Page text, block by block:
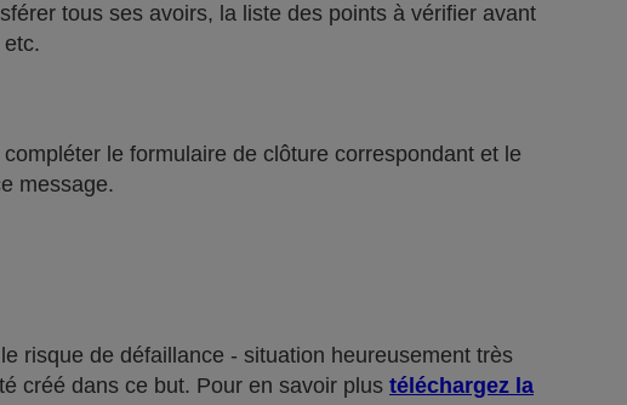
tous ses avoirs, la liste des points à vérifier avant
le formulaire de clôture correspondant et le
message.
risque de défaillance - situation heureusement très
créé dans ce but. Pour en savoir plus téléchargez la